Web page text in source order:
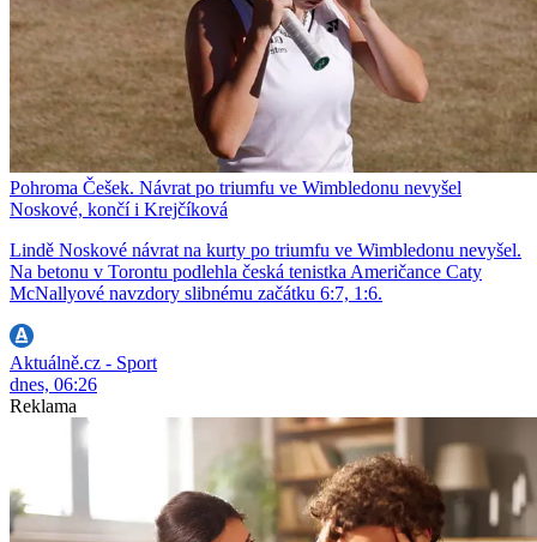
Pohroma Češek. Návrat po triumfu ve Wimbledonu nevyšel
Noskové, končí i Krejčíková
Lindě Noskové návrat na kurty po triumfu ve Wimbledonu nevyšel.
Na betonu v Torontu podlehla česká tenistka Američance Caty
McNallyové navzdory slibnému začátku 6:7, 1:6.
Aktuálně.cz - Sport
dnes, 06:26
Reklama